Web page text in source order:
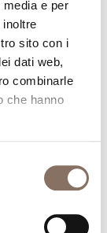
e per
sito con i
dati web,
combinarle
che hanno